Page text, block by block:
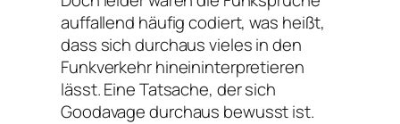
auffallend häufig codiert, was heißt,
dass sich durchaus vieles in den
Funkverkehr hineininterpretieren
lässt. Eine Tatsache, der sich
Goodavage durchaus bewusst ist.